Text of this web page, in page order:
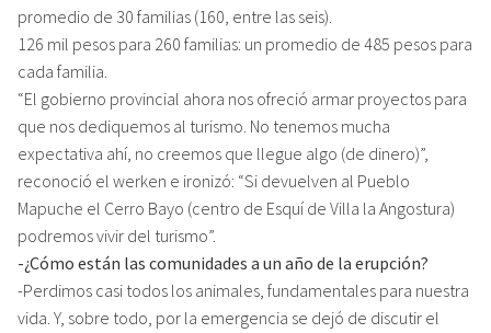
promedio de 30 familias (160, entre las seis).
126 mil pesos para 260 familias: un promedio de 485 pesos para
cada familia.
“El gobierno provincial ahora nos ofreció armar proyectos para
que nos dediquemos al turismo. No tenemos mucha
expectativa ahí, no creemos que llegue algo (de dinero)”,
reconoció el werken e ironizó: “Si devuelven al Pueblo
Mapuche el Cerro Bayo (centro de Esquí de Villa la Angostura)
podremos vivir del turismo”.
-¿Cómo están las comunidades a un año de la erupción?
-Perdimos casi todos los animales, fundamentales para nuestra
vida. Y, sobre todo, por la emergencia se dejó de discutir el